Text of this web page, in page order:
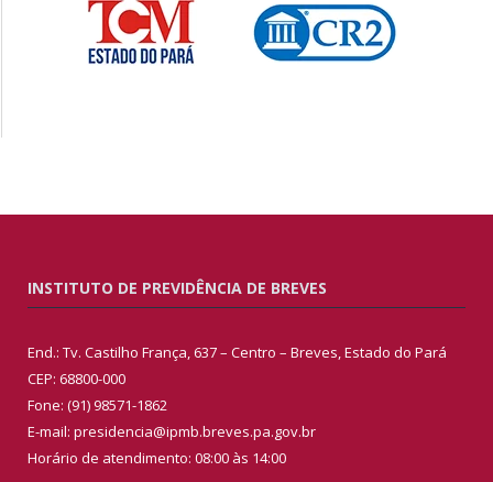
INSTITUTO DE PREVIDÊNCIA DE BREVES
End.: Tv. Castilho França, 637 – Centro – Breves, Estado do Pará
CEP: 68800-000
Fone: (91) 98571-1862
E-mail: presidencia@ipmb.breves.pa.gov.br
Horário de atendimento: 08:00 às 14:00